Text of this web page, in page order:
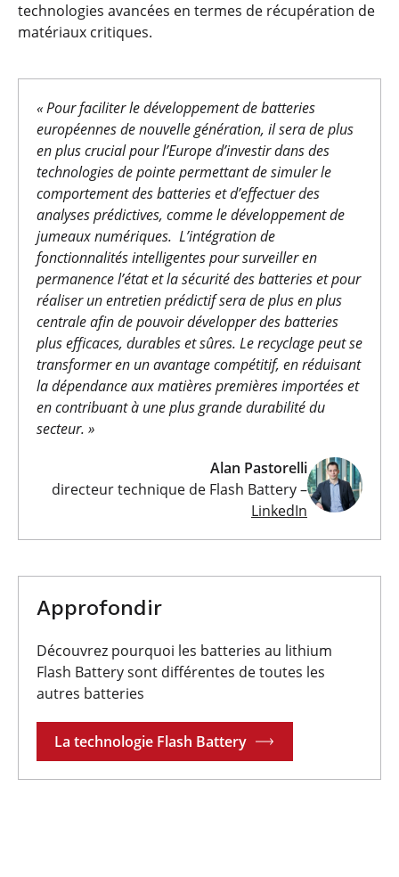
technologies avancées en termes de récupération de
matériaux critiques.
« Pour faciliter le développement de batteries
européennes de nouvelle génération, il sera de plus
en plus crucial pour l’Europe d’investir dans des
technologies de pointe permettant de simuler le
comportement des batteries et d’effectuer des
analyses prédictives, comme le développement de
jumeaux numériques. L’intégration de
fonctionnalités intelligentes pour surveiller en
permanence l’état et la sécurité des batteries et pour
réaliser un entretien prédictif sera de plus en plus
centrale afin de pouvoir développer des batteries
plus efficaces, durables et sûres. Le recyclage peut se
transformer en un avantage compétitif, en réduisant
la dépendance aux matières premières importées et
en contribuant à une plus grande durabilité du
secteur. »
Alan Pastorelli
directeur technique de Flash Battery –
LinkedIn
Approfondir
Découvrez pourquoi les batteries au lithium
Flash Battery sont différentes de toutes les
autres batteries
La technologie Flash Battery